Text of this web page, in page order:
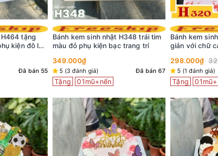
tặng
kiện đô la
Đã bán 55
Bánh kem sinh nhật H348 trái tim
màu đỏ phụ kiện bạc trang trí
349.000₫
5 (3 đánh giá) Đã bán 67
Tặng 01mũ+nến
Bánh kem
giản với chữ
298.000₫
5 (1 đánh giá)
Tặng